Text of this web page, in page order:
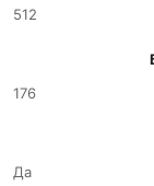
512
176
Да